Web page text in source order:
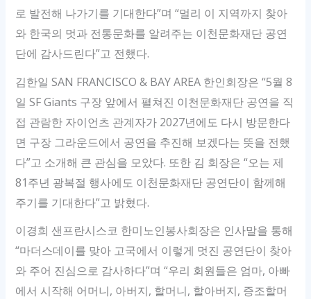
로 발전해 나가기를 기대한다”며 “멀리 이 지역까지 찾아
와 한국의 멋과 전통문화를 알려주는 이천문화재단 공연
단에 감사드린다”고 전했다.
김한일 SAN FRANCISCO & BAY AREA 한인회장은 “5월 8
일 SF Giants 구장 앞에서 펼쳐진 이천문화재단 공연을 직
접 관람한 자이언츠 관계자가 2027년에도 다시 방문한다
면 구장 그라운드에서 공연을 추진해 보겠다는 뜻을 전했
다”고 소개해 큰 관심을 모았다. 또한 김 회장은 “오는 제
81주년 광복절 행사에도 이천문화재단 공연단이 함께해
주기를 기대한다”고 밝혔다.
이경희 샌프란시스코 한미노인봉사회장은 인사말을 통해
“마더스데이를 맞아 고국에서 이렇게 멋진 공연단이 찾아
와 주어 진심으로 감사하다”며 “우리 회원들은 엄마, 아빠
에서 시작해 어머니, 아버지, 할머니, 할아버지, 증조할머